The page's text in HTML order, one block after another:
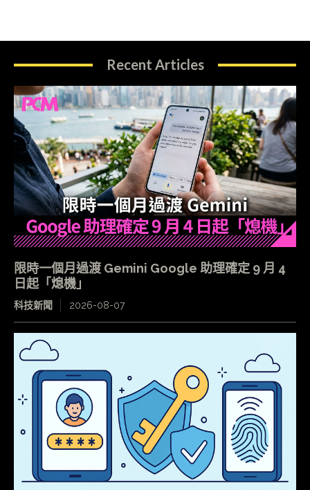
Recent Articles
限時一個月過渡 Gemini Google 助理確定 9 月 4
日起「熄機」
科技新聞 2026-08-07